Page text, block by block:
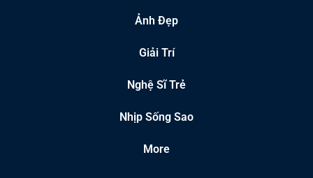
Ảnh Đẹp
Giải Trí
Nghệ Sĩ Trẻ
Nhịp Sống Sao
More